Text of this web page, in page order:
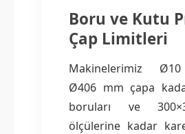
Boru ve Kutu
Çap Limitleri
Makinelerimiz Ø10
Ø406 mm çapa
boruları ve
ölçülerine kadar